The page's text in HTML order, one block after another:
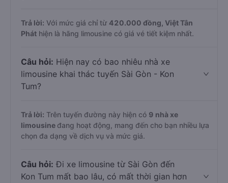
Trả lời: Với mức giá chỉ từ 420.000 đồng, Việt Tân
Phát hiện là hãng limousine có giá vé tiết kiệm nhất.
Câu hỏi: Hiện nay có bao nhiêu nhà xe
limousine khai thác tuyến Sài Gòn - Kon
Tum?
Trả lời: Trên tuyến đường này hiện có 9 nhà xe
limousine đang hoạt động, mang đến cho bạn nhiều lựa
chọn đa dạng về dịch vụ và mức giá.
Câu hỏi: Đi xe limousine từ Sài Gòn đến
Kon Tum mất bao lâu, có mất thời gian hơn